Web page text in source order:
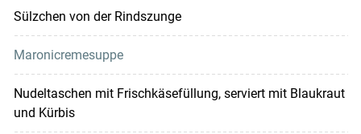
Sülzchen von der Rindszunge
Maronicremesuppe
Nudeltaschen mit Frischkäsefüllung, serviert mit Blaukraut
und Kürbis